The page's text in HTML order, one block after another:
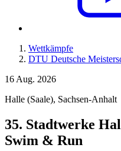
Wettkämpfe
DTU Deutsche
16 Aug. 2026
Halle (Saale), Sachsen-Anhalt
35. Stadtwerke
Swim & Run